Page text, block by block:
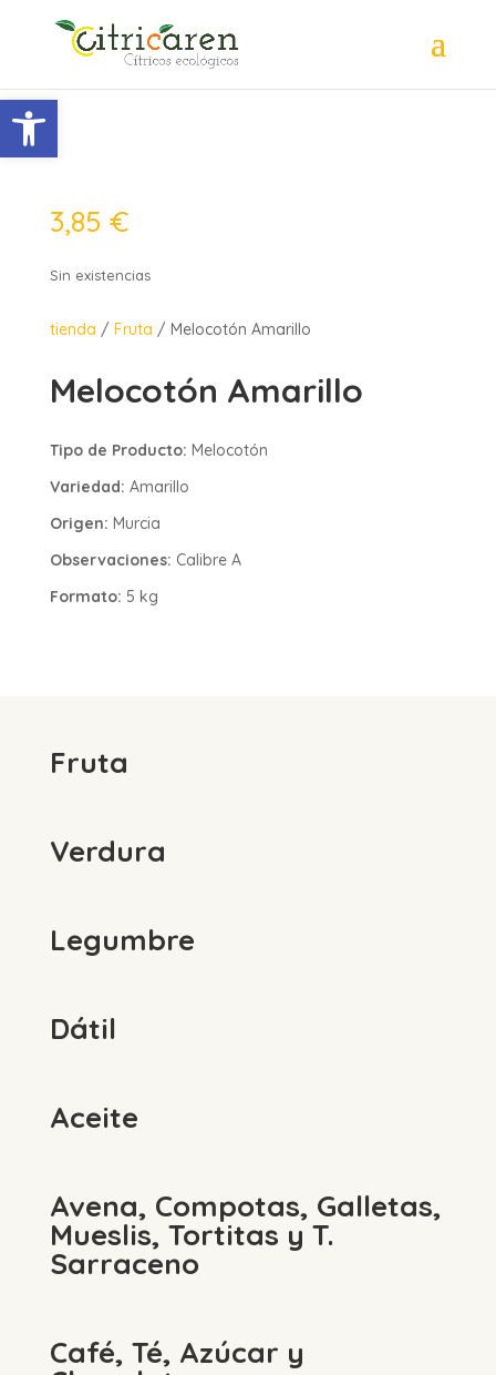
3,85 €
Sin existencias
tienda / Fruta / Melocotón Amarillo
Melocotón Amarillo
Tipo de Producto: Melocotón
Variedad: Amarillo
Origen: Murcia
Observaciones: Calibre A
Formato: 5 kg
Fruta
Verdura
Legumbre
Dátil
Aceite
Avena, Compotas, Galletas,
Mueslis, Tortitas y T.
Sarraceno
Café, Té, Azúcar y
Abrir barra de herramientas